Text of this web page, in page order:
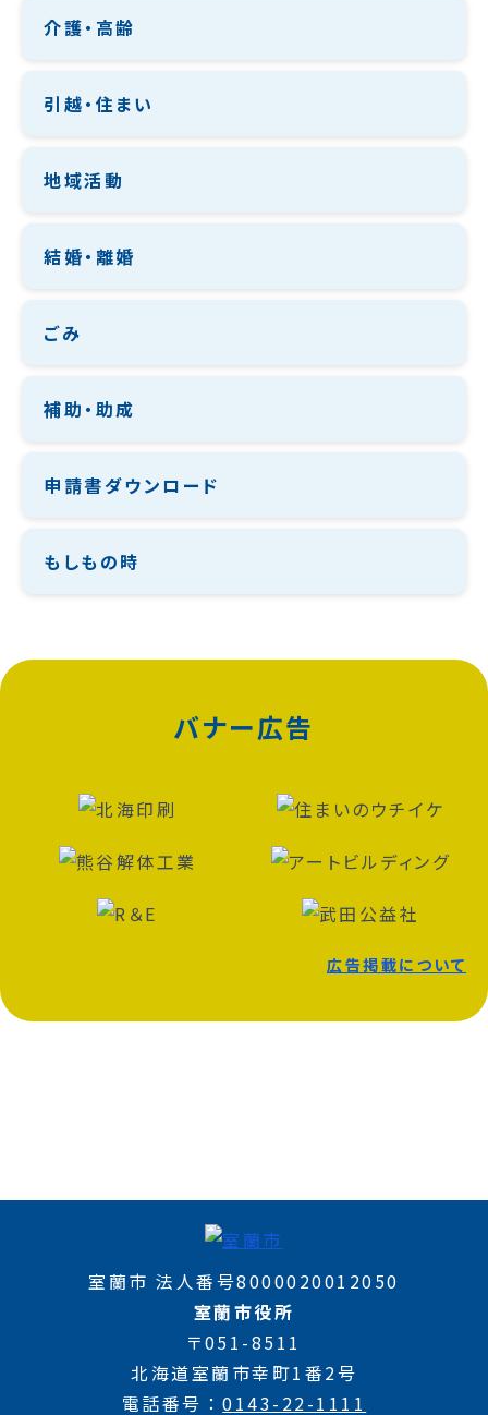
介護・高齢
引越・住まい
地域活動
結婚・離婚
ごみ
補助・助成
申請書ダウンロード
もしもの時
バナー広告
広告掲載について
室蘭市 法人番号8000020012050
室蘭市役所
〒051-8511
北海道室蘭市幸町1番2号
電話番号
0143-22-1111